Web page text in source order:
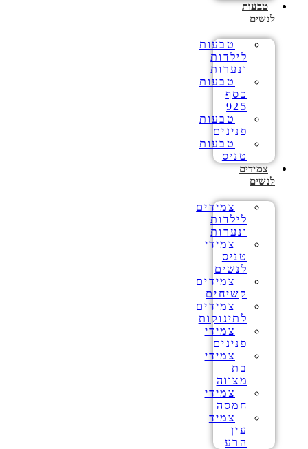
טבעות
לנשים
טבעות
לילדות
ונערות
טבעות
כסף
925
טבעות
פנינים
טבעות
טניס
צמידים
לנשים
צמידים
לילדות
ונערות
צמידי
טניס
לנשים
צמידים
קשיחים
צמידים
לתינוקות
צמידי
פנינים
צמידי
בת
מצווה
צמידי
חמסה
צמיד
עין
הרע